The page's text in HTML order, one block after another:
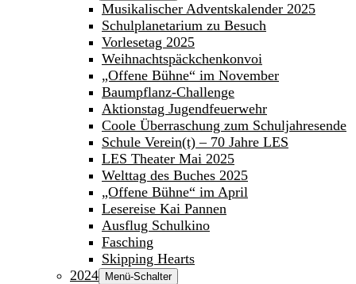
Musikalischer Adventskalender 2025
Schulplanetarium zu Besuch
Vorlesetag 2025
Weihnachtspäckchenkonvoi
„Offene Bühne“ im November
Baumpflanz-Challenge
Aktionstag Jugendfeuerwehr
Coole Überraschung zum Schuljahresende
Schule Verein(t) – 70 Jahre LES
LES Theater Mai 2025
Welttag des Buches 2025
„Offene Bühne“ im April
Lesereise Kai Pannen
Ausflug Schulkino
Fasching
Skipping Hearts
2024
Menü-Schalter